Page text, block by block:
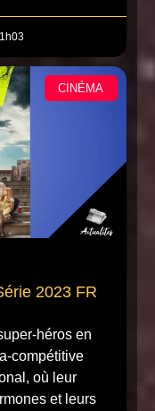
CINÉMA
2023 FR
héros en
compétitive
où leur
et leurs